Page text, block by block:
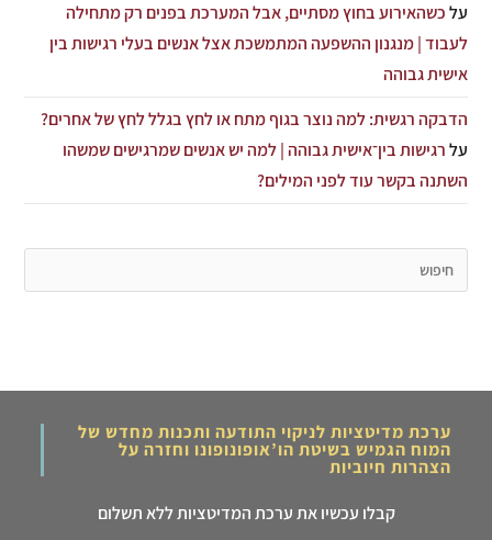
עלכשהאירוע בחוץ מסתיים, אבל המערכת בפנים רק מתחילה
לעבוד | מנגנון ההשפעה המתמשכת אצל אנשים בעלי רגישות בין
אישית גבוהה
הדבקה רגשית: למה נוצר בגוף מתח או לחץ בגלל לחץ של אחרים?
עלרגישות בין־אישית גבוהה | למה יש אנשים שמרגישים שמשהו
השתנה בקשר עוד לפני המילים?
ערכת מדיטציות לניקוי התודעה ותכנות מחדש של
המוח הגמיש בשיטת הו’אופונופונו וחזרה על
הצהרות חיוביות
קבלו עכשיו את ערכת המדיטציות ללא תשלום